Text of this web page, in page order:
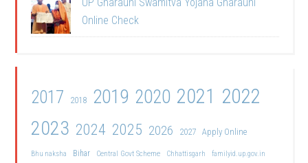
Online Check
2017 2018 2019 2020 2021 2022
2023 2024 2025 2026 2027 Apply Online
Bhu naksha Bihar Central Govt Scheme Chhattisgarh familyid.up.gov.in